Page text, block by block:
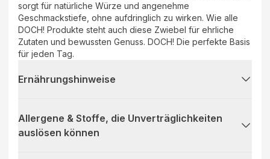
sorgt für natürliche Würze und angenehme
Geschmackstiefe, ohne aufdringlich zu wirken. Wie alle
DOCH! Produkte steht auch diese Zwiebel für ehrliche
Zutaten und bewussten Genuss. DOCH! Die perfekte Basis
für jeden Tag.
Ernährungshinweise
Allergene & Stoffe, die Unverträglichkeiten
auslösen können